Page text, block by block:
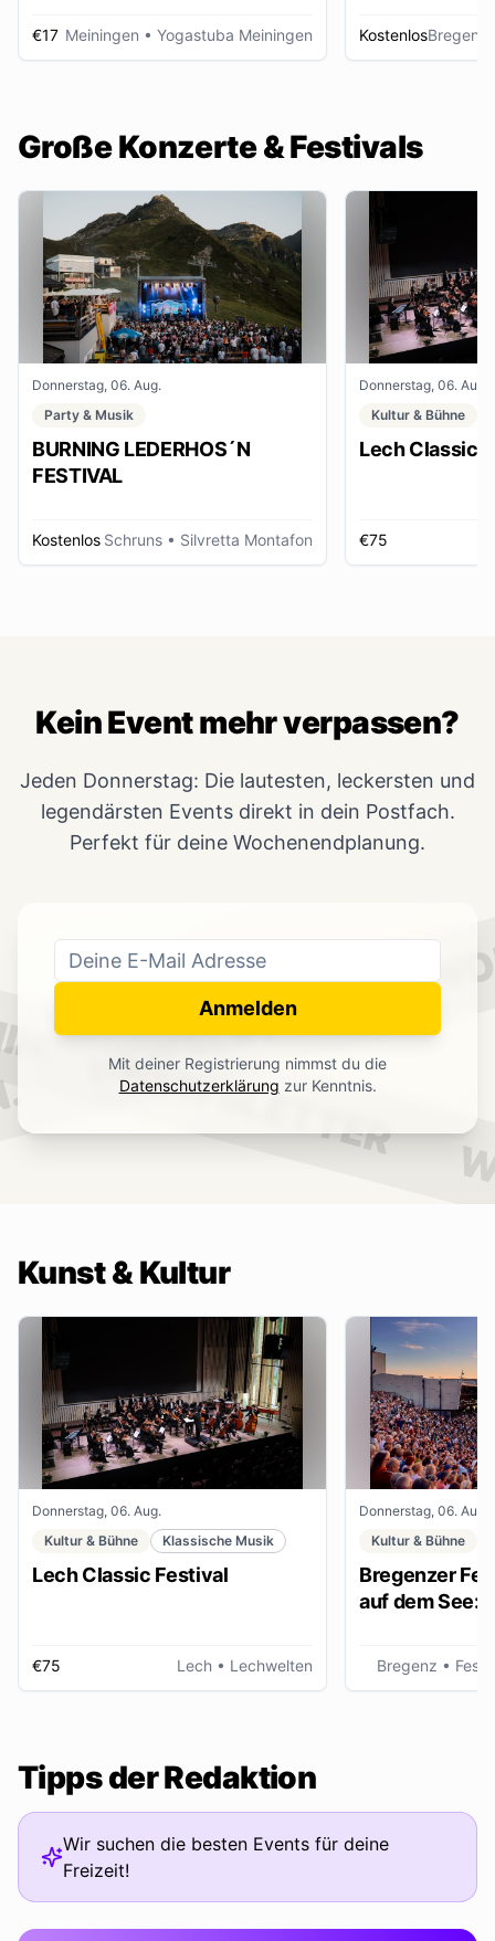
€17 Meiningen • Yogastuba Meiningen KostenlosBregenz
Große Konzerte & Festivals
Donnerstag, 06. Aug.
Party & Musik
BURNING LEDERHOS´N
FESTIVAL
Kostenlos Schruns • Silvretta Montafon
Donnerstag, 06. Aug.
Kultur & Bühne
Lech Classic
€75
NEWSLETTER
NEWSLETTER
Kein Event mehr verpassen?
Jeden Donnerstag: Die lautesten, leckersten und
legendärsten Events direkt in dein Postfach.
Perfekt für deine Wochenendplanung.
Anmelden
Mit deiner Registrierung nimmst du die
Datenschutzerklärung zur Kenntnis.
Kunst & Kultur
Donnerstag, 06. Aug.
Kultur & Bühne
Klassische Musik
Lech Classic Festival
€75 Lech • Lechwelten
Donnerstag, 06. Aug.
Kultur & Bühne
Bregenzer
auf dem See:
Bregenz •
Tipps der Redaktion
Wir suchen die besten Events für deine
Freizeit!